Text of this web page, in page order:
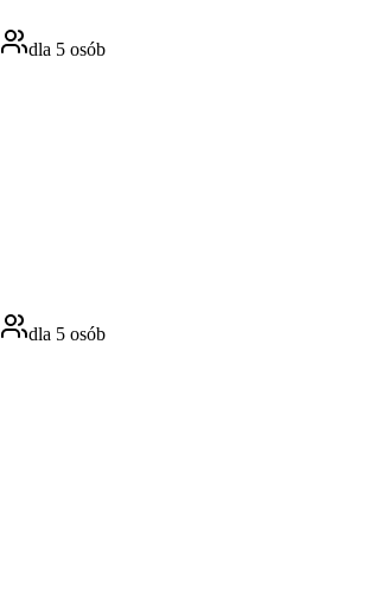
dla 5 osób
dla 5 osób